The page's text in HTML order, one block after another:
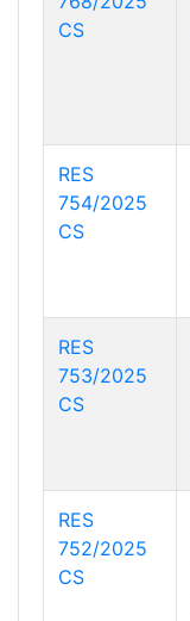
CS
RES
754/2025
CS
RES
753/2025
CS
RES
752/2025
CS